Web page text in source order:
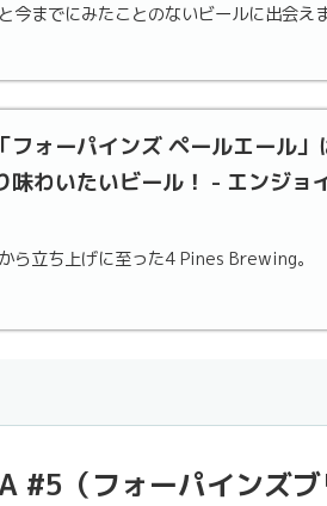
今までにみたことのないビールに出会えま
フォーパインズ ペールエール」
味わいたいビール！ - エンジョ
ら立ち上げに至った4 Pines Brewing。
#5（フォーパインズ